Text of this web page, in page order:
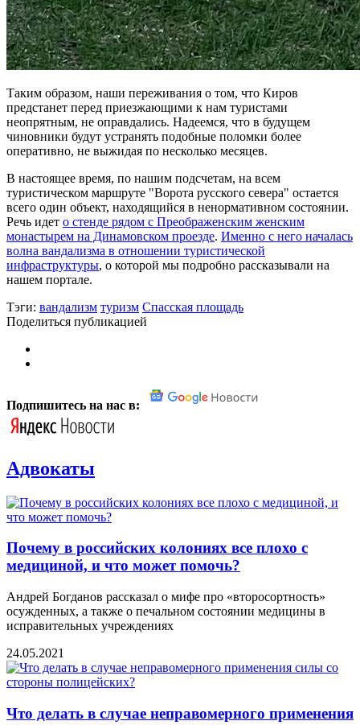
Таким образом, наши переживания о том, что Киров
предстанет перед приезжающими к нам туристами
неопрятным, не оправдались. Надеемся, что в будущем
чиновники будут устранять подобные поломки более
оперативно, не выжидая по несколько месяцев.
В настоящее время, по нашим подсчетам, на всем
туристическом маршруте "Ворота русского севера" остается
всего один объект, находящийся в ненормативном состоянии.
Речь идет о стенде рядом с Преображенским женским
монастырем на Динамовском проезде. Именно с него началась
волна вандализма в отношении туристической
инфраструктуры, о которой мы подробно рассказывали на
нашем портале.
Тэги: вандализм туризм Спасская площадь
Поделиться публикацией
Подпишитесь на нас в:
Адвокаты
Почему в российских колониях все плохо с
медициной, и что может помочь?
Андрей Богданов рассказал о мифе про «второсортность»
осужденных, а также о печальном состоянии медицины в
исправительных учреждениях
24.05.2021
Что делать в случае неправомерного применения